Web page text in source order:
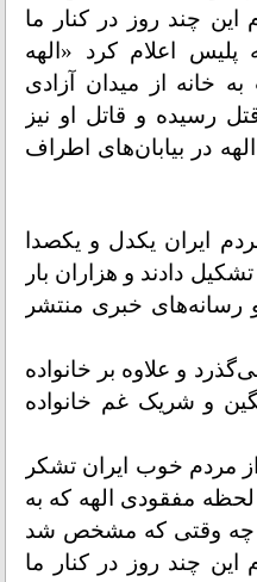
چند روز در کنار ما
پلیس اعلام کرد «الهه
بازگشت به خانه از میدان آزادی
رسیده و قاتل او نیز
در بیابان‌های اطراف
مردم ایران یکدل و یکصدا
دادند و هزاران بار
رسانه‌های خبری منتشر
می‌گذرد و علاوه بر خانواده
و شریک غم خانواده
مردم خوب ایران تشکر
لحظه مفقودی الهه که به
و چه وقتی که مشخص شد
چند روز در کنار ما